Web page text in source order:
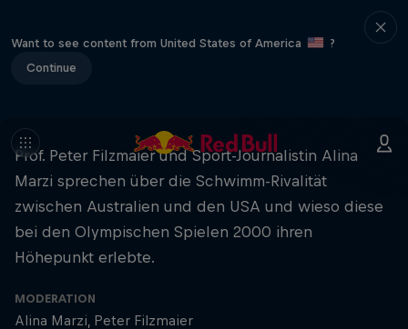
Want to see content from United States of America
?
Continue
Prof. Peter Filzmaier und Sport-Journalistin Alina
Marzi sprechen über die Schwimm-Rivalität
zwischen Australien und den USA und wieso diese
bei den Olympischen Spielen 2000 ihren
Höhepunkt erlebte.
MODERATION
Alina Marzi Peter Filzmaier